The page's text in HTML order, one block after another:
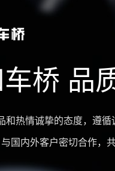
桥 品
和热情诚挚的态度，遵
国内外客户密切合作，共